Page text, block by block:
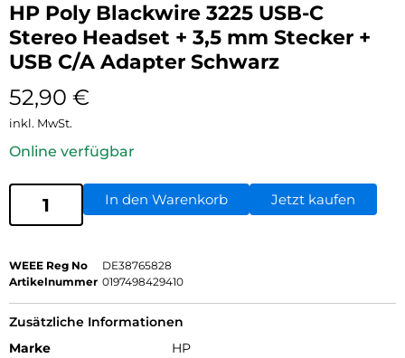
HP Poly Blackwire 3225 USB-C
Stereo Headset + 3,5 mm Stecker +
USB C/A Adapter Schwarz
52,90 €
inkl. MwSt.
Online verfügbar
In den Warenkorb Jetzt kaufen
WEEE Reg No
DE38765828
Artikelnummer 0197498429410
Zusätzliche Informationen
Marke
HP